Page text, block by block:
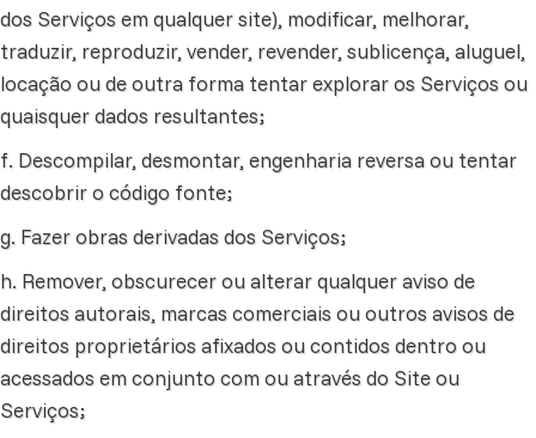
dos Serviços em qualquer site), modificar, melhorar,
traduzir, reproduzir, vender, revender, sublicença, aluguel,
locação ou de outra forma tentar explorar os Serviços ou
quaisquer dados resultantes;
f. Descompilar, desmontar, engenharia reversa ou tentar
descobrir o código fonte;
g. Fazer obras derivadas dos Serviços;
h. Remover, obscurecer ou alterar qualquer aviso de
direitos autorais, marcas comerciais ou outros avisos de
direitos proprietários afixados ou contidos dentro ou
acessados em conjunto com ou através do Site ou
Serviços;